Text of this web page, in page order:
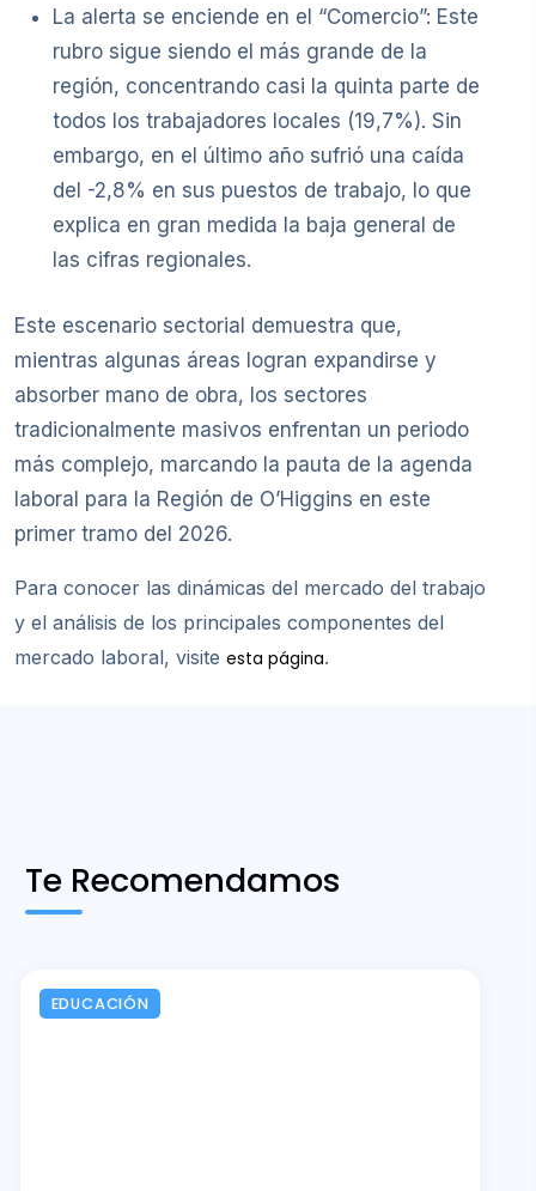
La alerta se enciende en el “Comercio”: Este
rubro sigue siendo el más grande de la
región, concentrando casi la quinta parte de
todos los trabajadores locales (19,7%). Sin
embargo, en el último año sufrió una caída
del -2,8% en sus puestos de trabajo, lo que
explica en gran medida la baja general de
las cifras regionales.
Este escenario sectorial demuestra que,
mientras algunas áreas logran expandirse y
absorber mano de obra, los sectores
tradicionalmente masivos enfrentan un periodo
más complejo, marcando la pauta de la agenda
laboral para la Región de O’Higgins en este
primer tramo del 2026.
Para conocer las dinámicas del mercado del trabajo
y el análisis de los principales componentes del
mercado laboral, visite esta página.
Te Recomendamos
EDUCACIÓN